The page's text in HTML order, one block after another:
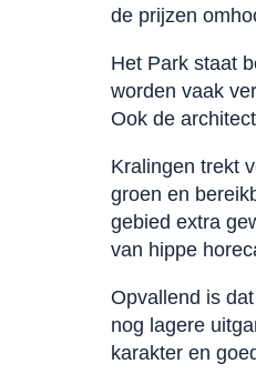
de prijzen
Het Park staat
worden vaak
Ook de
Kralingen trekt
groen en
gebied extra
van hippe
Opvallend is
nog lagere
karakter en